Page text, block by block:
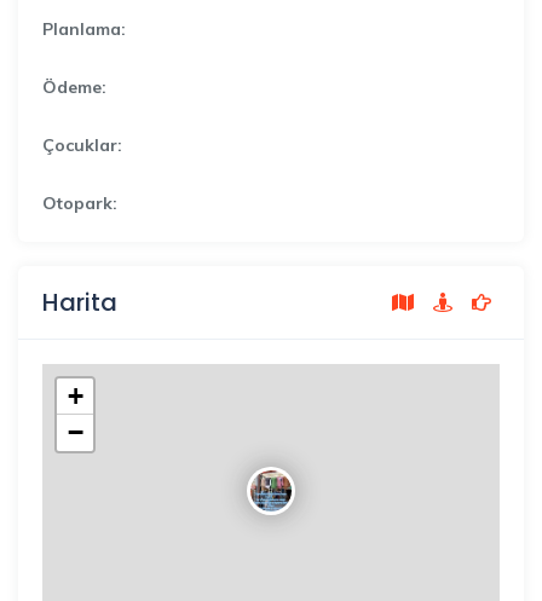
Planlama:
Ödeme:
Çocuklar:
Otopark:
Harita
+
−